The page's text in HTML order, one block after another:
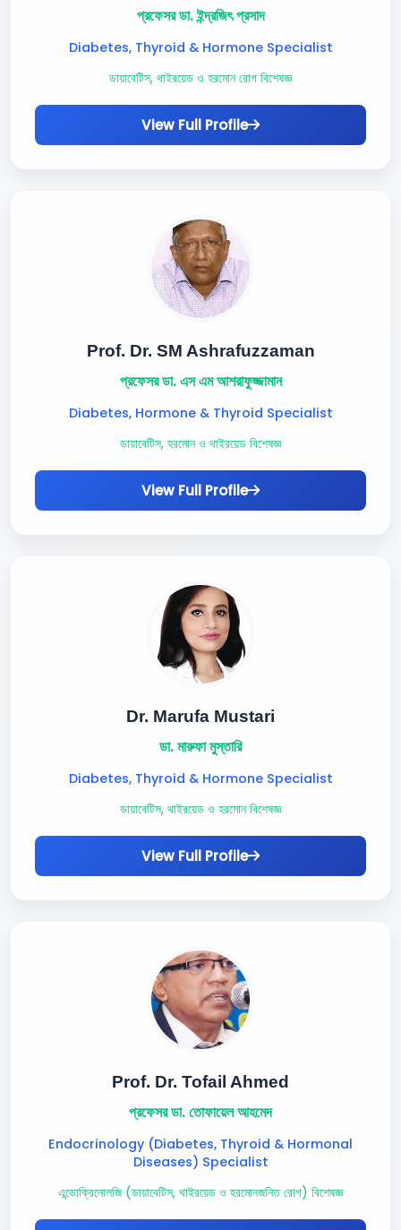
প্রফেসর ডা. ইন্দ্রজিৎ প্রসাদ
Diabetes, Thyroid & Hormone Specialist
ডায়াবেটিস, থাইরয়েড ও হরমোন রোগ বিশেষজ্ঞ
View Full Profile
Prof. Dr. SM Ashrafuzzaman
প্রফেসর ডা. এস এম আশরাফুজ্জামান
Diabetes, Hormone & Thyroid Specialist
ডায়াবেটিস, হরমোন ও থাইরয়েড বিশেষজ্ঞ
View Full Profile
Dr. Marufa Mustari
ডা. মারুফা মুস্তারি
Diabetes, Thyroid & Hormone Specialist
ডায়াবেটিস, থাইরয়েড ও হরমোন বিশেষজ্ঞ
View Full Profile
Prof. Dr. Tofail Ahmed
প্রফেসর ডা. তোফায়েল আহমেদ
Endocrinology (Diabetes, Thyroid & Hormonal
Diseases) Specialist
এন্ডোক্রিনোলজি (ডায়াবেটিস, থাইরয়েড ও হরমোনজনিত রোগ) বিশেষজ্ঞ